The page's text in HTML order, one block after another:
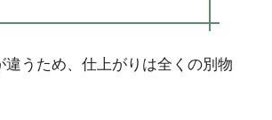
違うため、仕上がりは全くの別物